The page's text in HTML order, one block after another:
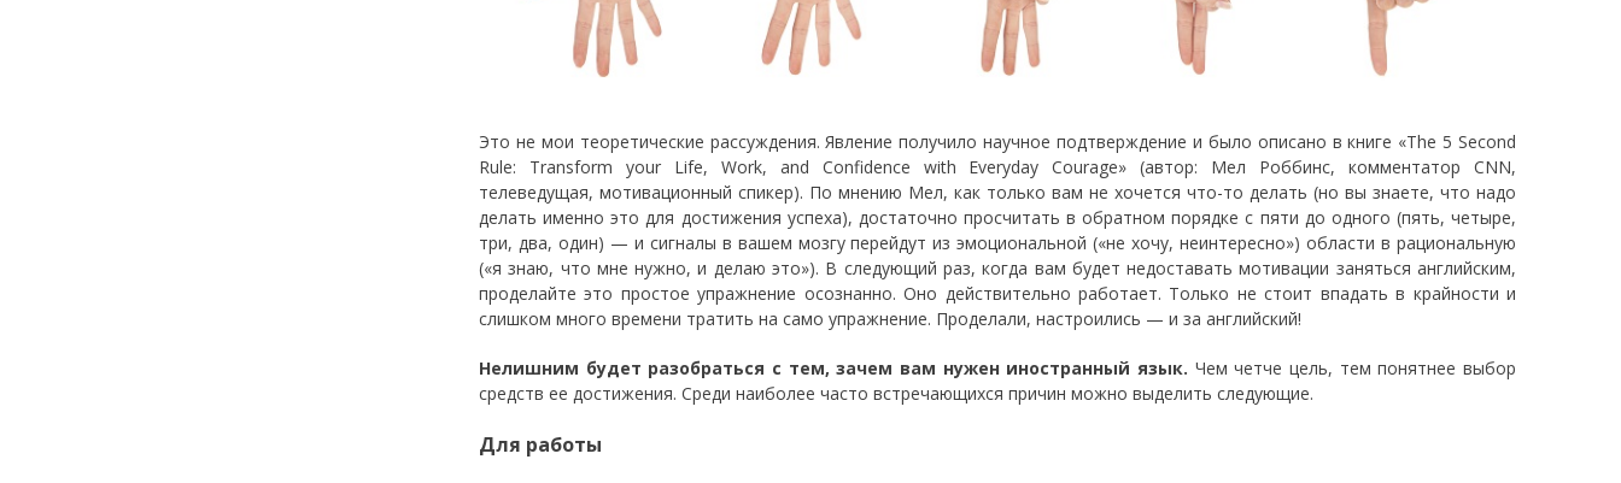
Это не мои теоретические рассуждения. Явление получило научное подтверждение и было описано в книге «The 5 Second
Rule: Transform your Life, Work, and Confidence with Everyday Courage» (автор: Мел Роббинс, комментатор CNN,
телеведущая, мотивационный спикер). По мнению Мел, как только вам не хочется что-то делать (но вы знаете, что надо
делать именно это для достижения успеха), достаточно просчитать в обратном порядке с пяти до одного (пять, четыре,
три, два, один) — и сигналы в вашем мозгу перейдут из эмоциональной («не хочу, неинтересно») области в рациональную
(«я знаю, что мне нужно, и делаю это»). В следующий раз, когда вам будет недоставать мотивации заняться английским,
проделайте это простое упражнение осознанно. Оно действительно работает. Только не стоит впадать в крайности и
слишком много времени тратить на само упражнение. Проделали, настроились — и за английский!
Нелишним будет разобраться с тем, зачем вам нужен иностранный язык. Чем четче цель, тем понятнее выбор
средств ее достижения. Среди наиболее часто встречающихся причин можно выделить следующие.
Для работы